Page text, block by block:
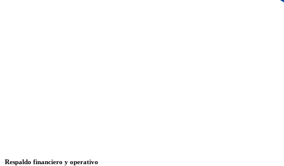
Respaldo financiero y operativo